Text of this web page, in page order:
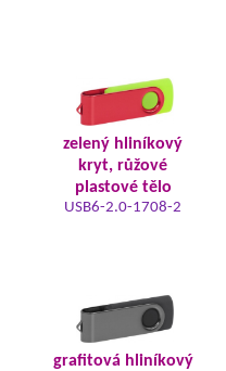
zelený hliníkový
kryt, růžové
plastové tělo
USB6-2.0-1708-2
grafitová hliníkový